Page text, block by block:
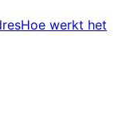
Hoe werkt het